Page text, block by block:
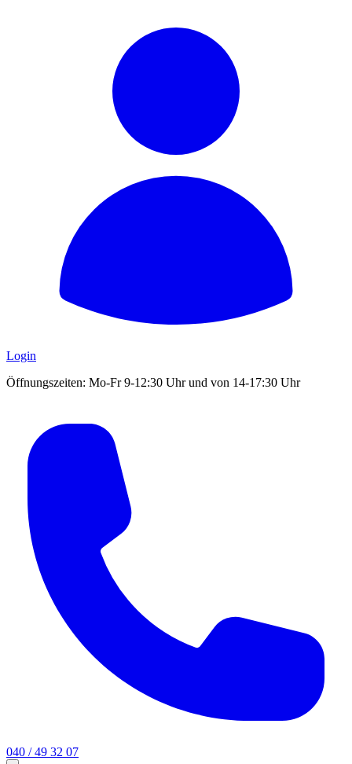
Login
Öffnungszeiten: Mo-Fr 9-12:30 Uhr und von 14-17:30 Uhr
040 / 49 32 07